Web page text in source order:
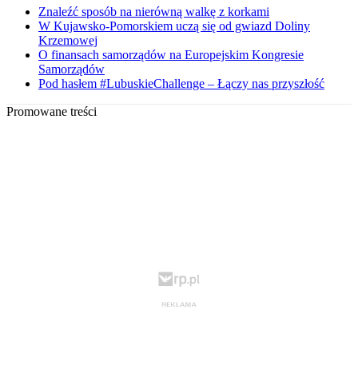
Znaleźć sposób na nierówną walkę z korkami
W Kujawsko-Pomorskiem uczą się od gwiazd Doliny
Krzemowej
O finansach samorządów na Europejskim Kongresie
Samorządów
Pod hasłem #LubuskieChallenge – Łączy nas przyszłość
Promowane treści